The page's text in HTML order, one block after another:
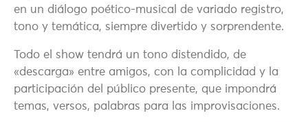
en un diálogo poético-musical de variado registro,
tono y temática, siempre divertido y sorprendente.
Todo el show tendrá un tono distendido, de
«descarga» entre amigos, con la complicidad y la
participación del público presente, que impondrá
temas, versos, palabras para las improvisaciones.